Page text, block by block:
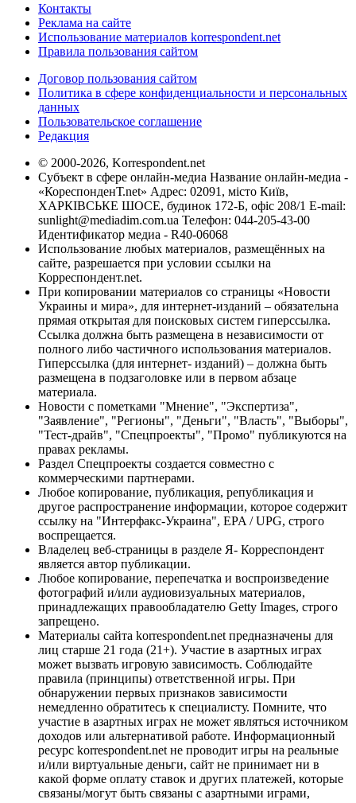
Контакты
Реклама на сайте
Использование материалов korrespondent.net
Правила пользования сайтом
Договор пользования сайтом
Политика в сфере конфиденциальности и персональных
данных
Пользовательское соглашение
Редакция
© 2000-2026, Korrespondent.net
Субъект в сфере онлайн-медиа Название онлайн-медиа -
«КореспонденТ.net» Адрес: 02091, місто Київ,
ХАРКІВСЬКЕ ШОСЕ, будинок 172-Б, офіс 208/1 E-mail:
sunlight@mediadim.com.ua Телефон: 044-205-43-00
Идентификатор медиа - R40-06068
Использование любых материалов, размещённых на
сайте, разрешается при условии ссылки на
Корреспондент.net.
При копировании материалов со страницы «Новости
Украины и мира», для интернет-изданий – обязательна
прямая открытая для поисковых систем гиперссылка.
Ссылка должна быть размещена в независимости от
полного либо частичного использования материалов.
Гиперссылка (для интернет- изданий) – должна быть
размещена в подзаголовке или в первом абзаце
материала.
Новости с пометками "Мнение", "Экспертиза",
"Заявление", "Регионы", "Деньги", "Власть", "Выборы",
"Тест-драйв", "Спецпроекты", "Промо" публикуются на
правах рекламы.
Раздел Спецпроекты создается совместно с
коммерческими партнерами.
Любое копирование, публикация, републикация и
другое распространение информации, которое содержит
ссылку на "Интерфакс-Украина", EPA / UPG, строго
воспрещается.
Владелец веб-страницы в разделе Я- Корреспондент
является автор публикации.
Любое копирование, перепечатка и воспроизведение
фотографий и/или аудиовизуальных материалов,
принадлежащих правообладателю Getty Images, строго
запрещено.
Материалы сайта korrespondent.net предназначены для
лиц старше 21 года (21+). Участие в азартных играх
может вызвать игровую зависимость. Соблюдайте
правила (принципы) ответственной игры. При
обнаружении первых признаков зависимости
немедленно обратитесь к специалисту. Помните, что
участие в азартных играх не может являться источником
доходов или альтернативой работе. Информационный
ресурс korrespondent.net не проводит игры на реальные
и/или виртуальные деньги, сайт не принимает ни в
какой форме оплату ставок и других платежей, которые
связаны/могут быть связаны с азартными играми,